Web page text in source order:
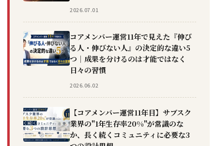
2026.07.01
コアメンバー運営11年で見えた『伸び
る人・伸びない人』の決定的な違い5
つ｜成果を分けるのは才能ではなく
日々の習慣
2026.06.02
【コアメンバー運営11年目】サブスク
業界の"1年生存率20%"が常識のな
か、長く続くコミュニティに必要な3